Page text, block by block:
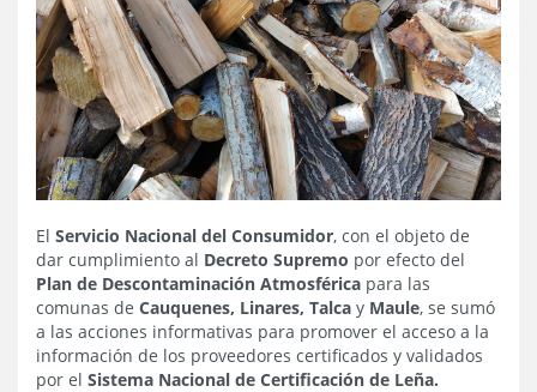
El Servicio Nacional del Consumidor, con el objeto de
dar cumplimiento al Decreto Supremo por efecto del
Plan de Descontaminación Atmosférica para las
comunas de Cauquenes, Linares, Talca y Maule, se sumó
a las acciones informativas para promover el acceso a la
información de los proveedores certificados y validados
por el Sistema Nacional de Certificación de Leña.